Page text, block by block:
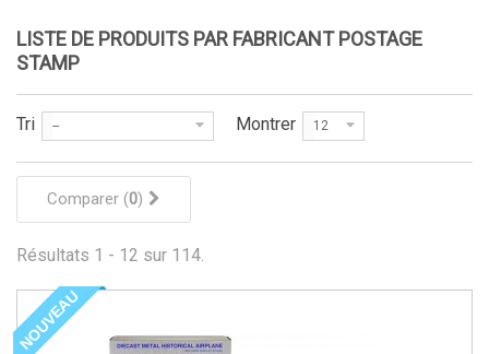
LISTE DE PRODUITS PAR FABRICANT POSTAGE
STAMP
Tri -- Montrer 12
Comparer (0)
Résultats 1 - 12 sur 114.
NOUVEAU